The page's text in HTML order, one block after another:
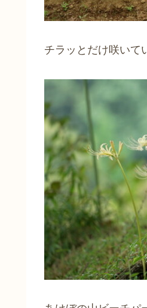
チラッとだけ咲いて